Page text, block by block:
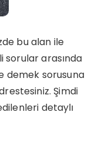
bu alan ile
arasında
demek sorusuna
Şimdi
detaylı